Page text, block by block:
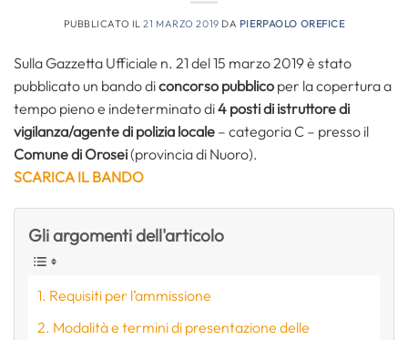
PUBBLICATO IL21 MARZO 2019 DA PIERPAOLO OREFICE
Sulla Gazzetta Ufficiale n. 21 del 15 marzo 2019 è stato
pubblicato un bando diconcorso pubblico per la copertura a
tempo pieno e indeterminato di4 posti di istruttore di
vigilanza/agente di polizia locale – categoria C – presso il
Comune di Orosei(provincia di Nuoro).
SCARICA IL BANDO
Gli argomenti dell'articolo
Requisiti per l’ammissione
Modalità e termini di presentazione delle